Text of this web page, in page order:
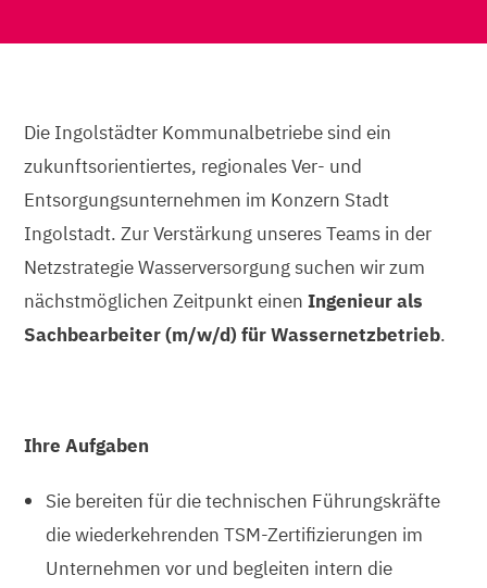
Die Ingolstädter Kommunalbetriebe sind ein
zukunftsorientiertes, regionales Ver- und
Entsorgungsunternehmen im Konzern Stadt
Ingolstadt. Zur Verstärkung unseres Teams in der
Netzstrategie Wasserversorgung suchen wir zum
nächstmöglichen Zeitpunkt einenIngenieur als
Sachbearbeiter (m/w/d) für Wassernetzbetrieb.
Ihre Aufgaben
Sie bereiten für die technischen Führungskräfte
die wiederkehrenden TSM-Zertifizierungen im
Unternehmen vor und begleiten intern die